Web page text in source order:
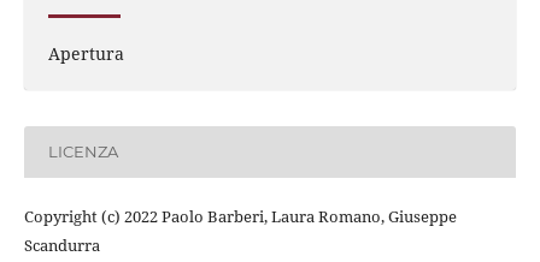
Apertura
LICENZA
Copyright (c) 2022 Paolo Barberi, Laura Romano, Giuseppe
Scandurra